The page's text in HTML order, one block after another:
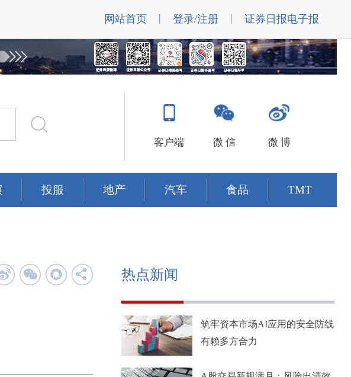
网站首页 | 登录/注册 | 证券日报电子报
客户端 微 信 微 博
投服 地产 汽车 食品 TMT
热点新闻
筑牢资本市场AI应用的安全防线
有赖多方合力